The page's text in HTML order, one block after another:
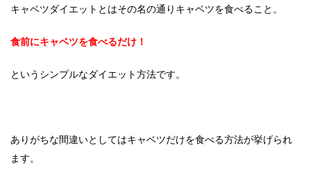
キャベツダイエットとはその名の通りキャベツを食べること。
食前にキャベツを食べるだけ！
というシンプルなダイエット方法です。
ありがちな間違いとしてはキャベツだけを食べる方法が挙げられ
ます。